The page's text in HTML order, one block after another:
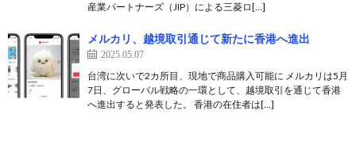
産業パートナーズ（JIP）による三菱ロ[…]
メルカリ、越境取引通じて新たに香港へ進出
2025.05.07
台湾に次いで2カ所目、現地で商品購入可能に メルカリは5月
7日、グローバル戦略の一環として、越境取引を通じて香港
へ進出すると発表した。 香港の在住者は[…]